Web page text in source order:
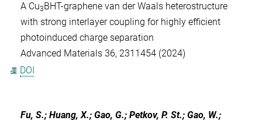
A Cu3 BHT-graphene van der Waals heterostructure
with strong interlayer coupling for highly efficient
photoinduced charge separation
Advanced Materials 36, 2311454 (2024)
DOI
Fu, S.; Huang, X.; Gao, G.; Petkov, P. St.; Gao, W.;